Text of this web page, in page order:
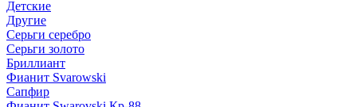
Детские
Другие
Серьги серебро
Серьги золото
Бриллиант
Фианит Svarowski
Сапфир